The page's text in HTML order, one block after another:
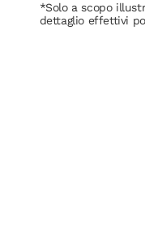
*Solo a scopo
dettaglio effettivi